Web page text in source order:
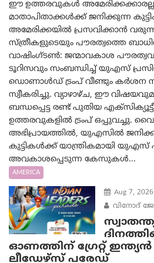
ഈ ഉത്തരവുകൾ
മാതാപിതാക്കൾക്ക് ജനിക്കുന്ന
അമേരിക്കയിൽ പ്രസവിക്കാൻ
സ്ത്രീകളുടെയും പൗരത്വത്തെ
വാഷിംഗ്ടണ്‍: ജന്മാവകാശ
ടൂറിസവും സംബന്ധിച്ച് യുഎസ്
ഡൊണാൾഡ് ട്രംപ് വീണ്ടും കർശന
സ്വീകരിച്ചു. വ്യാഴാഴ്ച, ഈ
ബന്ധപ്പെട്ട രണ്ട് പുതിയ
ഉത്തരവുകളിൽ ട്രംപ് ഒപ്പുവച്ചു.
അഭിപ്രായത്തിൽ, യുഎസിൽ
കുട്ടികൾക്ക് യാന്ത്രികമായി യുഎസ്
അവകാശപ്പെടുന്ന കേസുകൾ...
AMERICA
Aug 7, 2026
വിനോദ്
ഓണത്തിന് ഗ്രേറ്റ് ഇന്ത്യൻ
ലീഡേഴ്സ് പരേഡ്